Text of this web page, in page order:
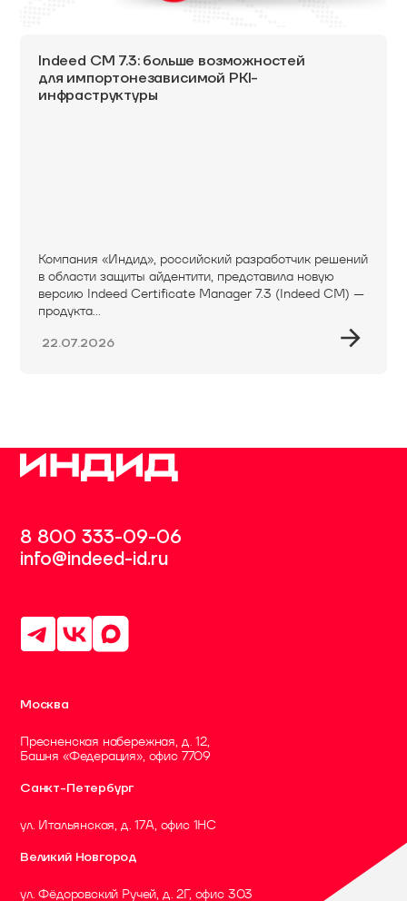
Indeed CM 7.3: больше возможностей
для импортонезависимой PKI-
инфраструктуры
Компания «Индид», российский разработчик решений
в области защиты айдентити, представила новую
версию Indeed Certificate Manager 7.3 (Indeed CM) —
продукта...
22.07.2026
8 800 333-09-06
info@indeed-id.ru
Москва
Пресненская набережная, д. 12,
Башня «Федерация», офис 7709
Санкт-Петербург
ул. Итальянская, д. 17А, офис 1НC
Великий Новгород
ул. Фёдоровский Ручей, д. 2Г, офис 303